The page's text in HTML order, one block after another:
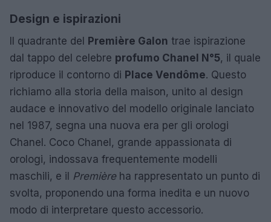
Design e ispirazioni
Il quadrante del Première Galon trae ispirazione
dal tappo del celebre profumo Chanel N°5, il quale
riproduce il contorno di Place Vendôme. Questo
richiamo alla storia della maison, unito al design
audace e innovativo del modello originale lanciato
nel 1987, segna una nuova era per gli orologi
Chanel. Coco Chanel, grande appassionata di
orologi, indossava frequentemente modelli
maschili, e il Premièreha rappresentato un punto di
svolta, proponendo una forma inedita e un nuovo
modo di interpretare questo accessorio.